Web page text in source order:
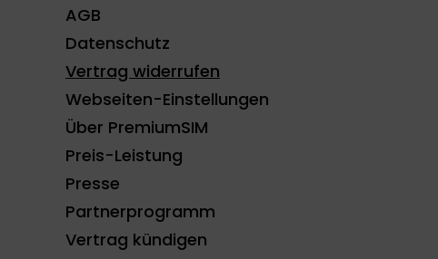
AGB
Datenschutz
Vertrag widerrufen
Webseiten-Einstellungen
Über PremiumSIM
Preis-Leistung
Presse
Partnerprogramm
Vertrag kündigen